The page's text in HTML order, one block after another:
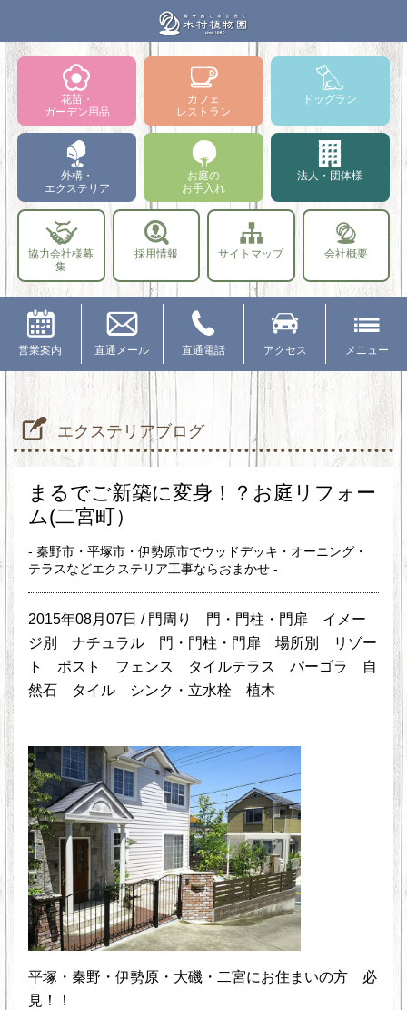
花苗・
ガーデン用品
カフェ
レストラン
ドッグラン
外構・
エクステリア
お庭の
お手入れ
法人・団体様
協力会社様募
集
採用情報 サイトマップ 会社概要
営業案内 直通メール 直通電話 アクセス メニュー
エクステリアブログ
まるでご新築に変身！？お庭リフォー
ム(二宮町）
- 秦野市・平塚市・伊勢原市でウッドデッキ・オーニング・
テラスなどエクステリア工事ならおまかせ -
2015年08月07日 / 門周り 門・門柱・門扉
イメー
ジ別
ナチュラル 門・門柱・門扉 場所別
リゾー
ト
ポスト フェンス タイルテラス パーゴラ
自
然石
タイル シンク・立水栓 植木
平塚・秦野・伊勢原・大磯・二宮にお住まいの方 必
見！！